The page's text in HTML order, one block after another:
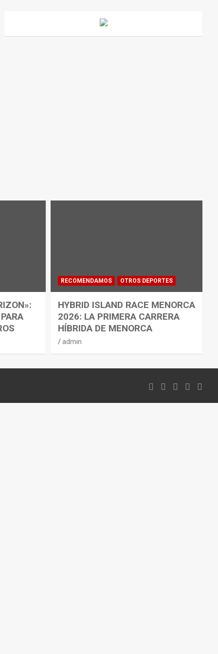
RECOMENDAMOS OTROS DEPORTES
HYBRID ISLAND RACE MENORCA
2026: LA PRIMERA CARRERA
HÍBRIDA DE MENORCA
admin